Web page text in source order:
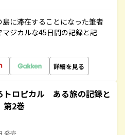
に滞在することになった筆者
ジカルな45日間の記録と記
詳細を見る
トロピカル ある旅の記録と
2巻
発売